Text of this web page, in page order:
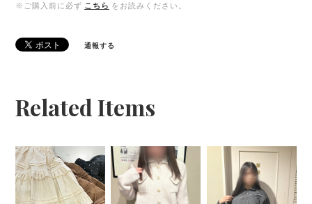
※ご購入前に必ず こちら をお読みください。
通報する
Related Items